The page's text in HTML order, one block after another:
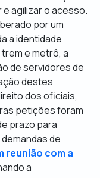
e agilizar o acesso.
por um
a identidade
e metrô, a
de servidores de
destes
dos oficiais,
petições foram
prazo para
de
reunião com a
a